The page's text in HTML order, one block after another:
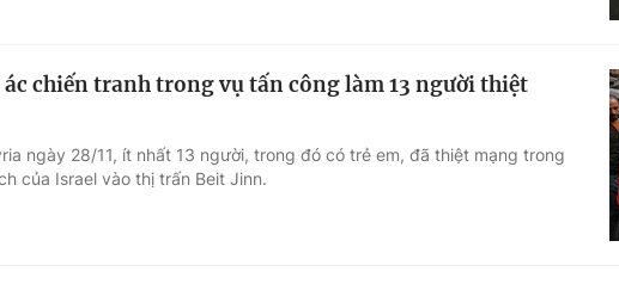
chiến tranh trong vụ tấn công làm 13 người thiệt
ngày 28/11, ít nhất 13 người, trong đó có trẻ em, đã thiệt mạng trong
của Israel vào thị trấn Beit Jinn.